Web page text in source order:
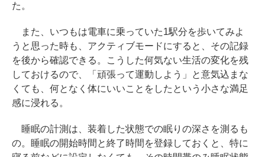
た。
また、いつもは電車に乗っていた1駅分を歩いてみよ
うと思った時も、アクティブモードにすると、その記録
を後から確認できる。こうした何気ない生活の変化を残
しておけるので、「頑張って運動しよう」と意気込まな
くても、何となく体にいいことをしたという小さな満足
感に浸れる。
睡眠の計測は、装着した状態での眠りの深さを測るも
の。睡眠の開始時間と終了時間を登録しておくと、特に